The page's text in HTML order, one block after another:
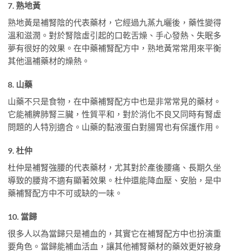
7. 熟地黃
熟地黃是補腎陰的代表藥材，它經過九蒸九曬後，藥性變得
溫和滋潤。對於腎陰虛引起的口乾舌燥、手心發熱、失眠多
夢有很好的效果。在中藥補腎配方中，熟地黃常常用來平衡
其他溫補藥材的燥熱。
8. 山藥
山藥不只是食物，在中藥補腎配方中也是非常常見的藥材。
它能補脾肺腎三臟，性質平和，對於消化不良又同時有腎虛
問題的人特別適合。山藥的黏液蛋白對腸胃也有保護作用。
9. 杜仲
杜仲是補腎強腰的代表藥材，尤其對於產後腰痛、長期久坐
導致的腰背不適有顯著效果。杜仲還能降血壓、安胎，是中
藥補腎配方中不可或缺的一味。
10. 當歸
很多人以為當歸只是補血的，其實它在補腎配方中也扮演重
要角色。當歸能補血活血，讓其他補腎藥材的藥效更好被身